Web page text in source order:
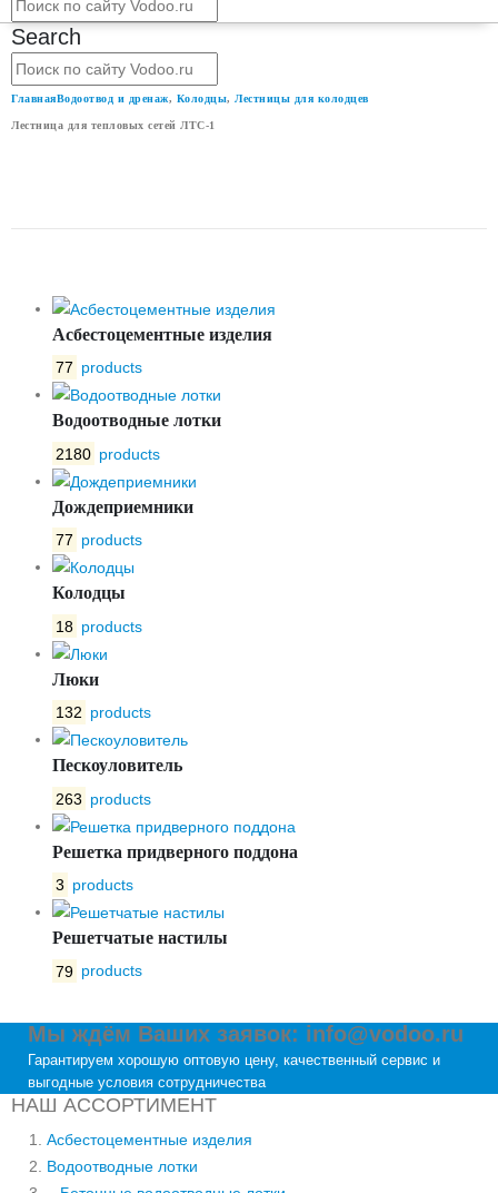
Search
ГлавнаяВодоотвод и дренаж, Колодцы, Лестницы для колодцев
Лестница для тепловых сетей ЛТС-1
Асбестоцементные изделия
77 products
Водоотводные лотки
2180 products
Дождеприемники
77 products
Колодцы
18 products
Люки
132 products
Пескоуловитель
263 products
Решетка придверного поддона
3 products
Решетчатые настилы
79 products
Мы ждём Ваших заявок: info@vodoo.ru
Гарантируем хорошую оптовую цену, качественный сервис и
выгодные условия сотрудничества
НАШ АССОРТИМЕНТ
Асбестоцементные изделия
Водоотводные лотки